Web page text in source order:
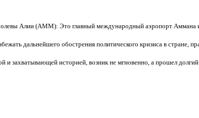
Алии (AMM): Это главный международный аэропорт Аммана
дальнейшего обострения политического кризиса в стране,
и захватывающей историей, возник не мгновенно, а прошел